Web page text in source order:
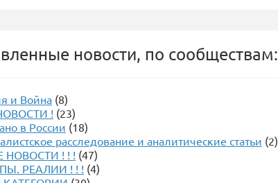
новости, по сообществам:
и Война (8)
! (23)
в России (18)
расследование и аналитические статьи (2)
НОВОСТИ ! ! ! (47)
РЕАЛИИ ! ! ! (4)